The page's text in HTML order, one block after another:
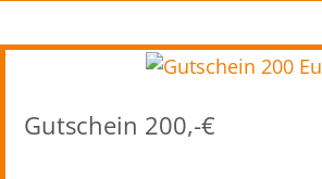
Gutschein 200,-€